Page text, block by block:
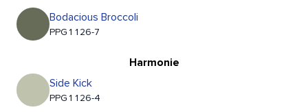
Bodacious Broccoli
PPG1126-7
Harmonie
Side Kick
PPG1126-4